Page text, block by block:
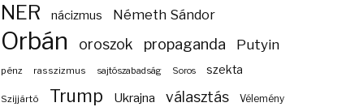
NER nácizmus Németh Sándor
Orbán oroszok propaganda Putyin
pénz rasszizmus sajtószabadság Soros szekta
Szijjártó Trump Ukrajna választás Vélemény